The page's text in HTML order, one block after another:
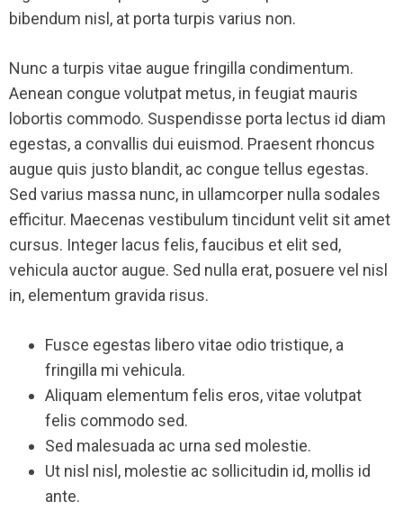
bibendum nisl, at porta turpis varius non.
Nunc a turpis vitae augue fringilla condimentum.
Aenean congue volutpat metus, in feugiat mauris
lobortis commodo. Suspendisse porta lectus id diam
egestas, a convallis dui euismod. Praesent rhoncus
augue quis justo blandit, ac congue tellus egestas.
Sed varius massa nunc, in ullamcorper nulla sodales
efficitur. Maecenas vestibulum tincidunt velit sit amet
cursus. Integer lacus felis, faucibus et elit sed,
vehicula auctor augue. Sed nulla erat, posuere vel nisl
in, elementum gravida risus.
Fusce egestas libero vitae odio tristique, a
fringilla mi vehicula.
Aliquam elementum felis eros, vitae volutpat
felis commodo sed.
Sed malesuada ac urna sed molestie.
Ut nisl nisl, molestie ac sollicitudin id, mollis id
ante.